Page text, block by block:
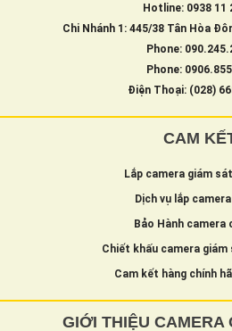
Hotline: 0938 11
Chi Nhánh 1: 445/38 Tân Hòa
Phone:
Phone:
Điện Thoại: (028)
CAM
Lắp camera giám
Dịch vụ lắp
Bảo Hành camera
Chiết khấu camera
Cam kết hàng chính
GIỚI THIỆU CAMERA